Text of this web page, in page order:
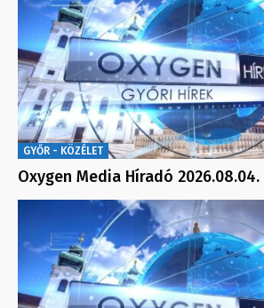
GYŐR - KÖZÉLET
Oxygen Media Híradó 2026.08.04.